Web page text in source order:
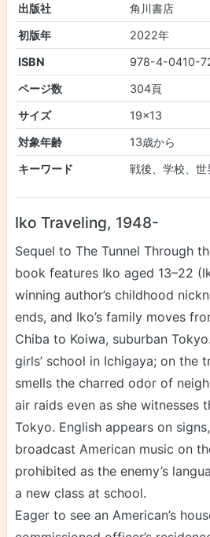
出版社
角川書店
初版年
2022年
ISBN
978-4-0410-
ページ数
304頁
サイズ
19×13
対象年齢
13歳から
キーワード
戦後、学校、世
Iko Traveling, 1948-
Sequel to The Tunnel Through
book features Iko aged 13–22
winning author’s childhood
ends, and Iko’s family moves
Chiba to Koiwa, suburban
girls’ school in Ichigaya; on the
smells the charred odor of
air raids even as she witnesses
Tokyo. English appears on
broadcast American music on
prohibited as the enemy’s
a new class at school.
Eager to see an American’s